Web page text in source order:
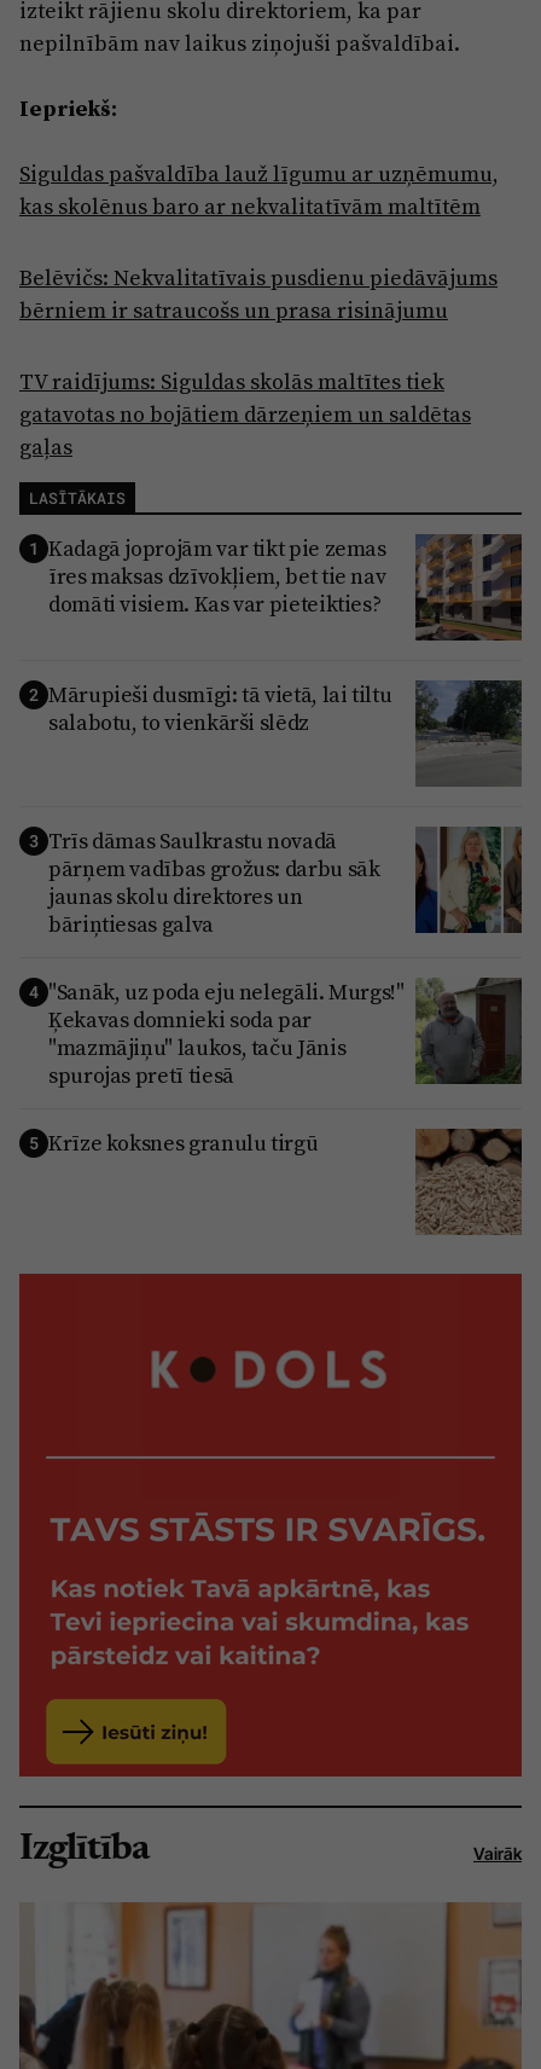
izteikt rājienu skolu direktoriem, ka par
nepilnībām nav laikus ziņojuši pašvaldībai.
Iepriekš:
Siguldas pašvaldība lauž līgumu ar uzņēmumu,
kas skolēnus baro ar nekvalitatīvām maltītēm
Belēvičs: Nekvalitatīvais pusdienu piedāvājums
bērniem ir satraucošs un prasa risinājumu
TV raidījums: Siguldas skolās maltītes tiek
gatavotas no bojātiem dārzeņiem un saldētas
gaļas
LASĪTĀKAIS
1 Kadagā joprojām var tikt pie zemas
īres maksas dzīvokļiem, bet tie nav
domāti visiem. Kas var pieteikties?
2 Mārupieši dusmīgi: tā vietā, lai tiltu
salabotu, to vienkārši slēdz
3 Trīs dāmas Saulkrastu novadā
pārņem vadības grožus: darbu sāk
jaunas skolu direktores un
bāriņtiesas galva
4 "Sanāk, uz poda eju nelegāli. Murgs!"
Ķekavas domnieki soda par
"mazmājiņu" laukos, taču Jānis
spurojas pretī tiesā
5 Krīze koksnes granulu tirgū
Izglītība Vairāk